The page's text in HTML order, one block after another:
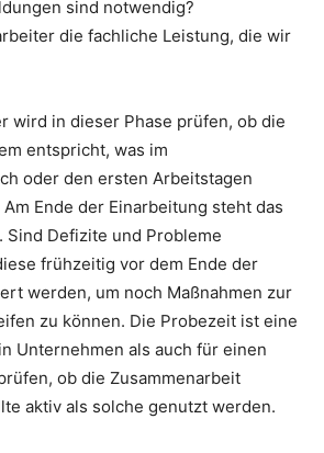
sind notwendig?
die fachliche Leistung, die wir
wird in dieser Phase prüfen, ob die
entspricht, was im
oder den ersten Arbeitstagen
Ende der Einarbeitung steht das
Sind Defizite und Probleme
frühzeitig vor dem Ende der
werden, um noch Maßnahmen zur
zu können. Die Probezeit ist eine
Unternehmen als auch für einen
ob die Zusammenarbeit
aktiv als solche genutzt werden.